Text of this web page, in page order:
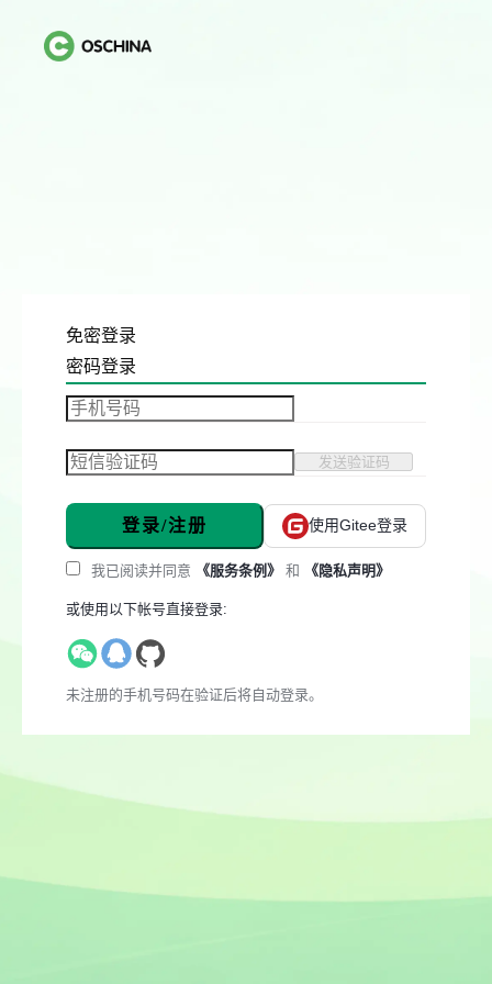
免密登录
密码登录
发送验证码
登录/注册 使用Gitee登录
我已阅读并同意 《服务条例》 和 《隐私声明》
或使用以下帐号直接登录:
未注册的手机号码在验证后将自动登录。